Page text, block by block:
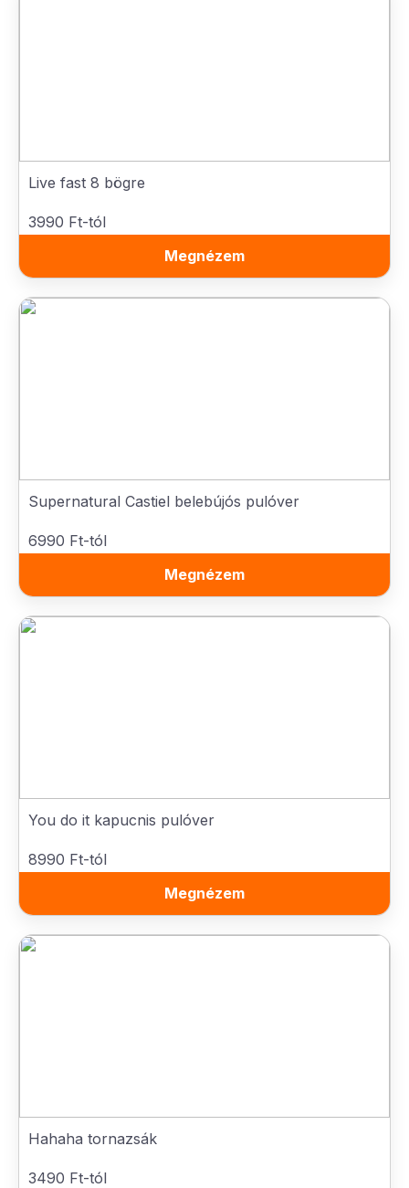
Live fast 8 bögre
3990 Ft-tól
Megnézem
Supernatural Castiel belebújós pulóver
6990 Ft-tól
Megnézem
You do it kapucnis pulóver
8990 Ft-tól
Megnézem
Hahaha tornazsák
3490 Ft-tól